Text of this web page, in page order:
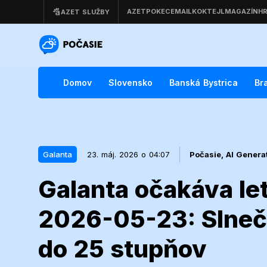
Domov Slovensko Banská Bystrica
Galanta 23. máj. 2026 o 04:07 Počasie, AI
Galanta očakáva
2026-05-23:
do 25 stupňov
Galanta